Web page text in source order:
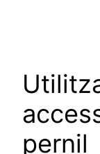
pernil